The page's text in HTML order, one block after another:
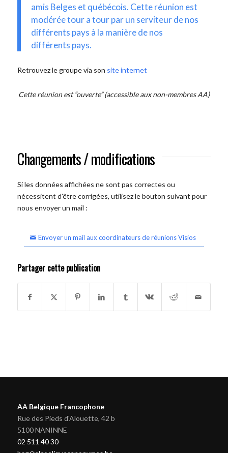
amis Belges et québécois. Cette réunion est
modérée tour a tour par un serviteur de nos
différents pays à la manière de nos
différents pays.
Retrouvez le groupe via son site internet
Cette réunion est “ouverte” (accessible aux non-membres AA)
Changements / modifications
Si les données affichées ne sont pas correctes ou
nécessitent d'être corrigées, utilisez le bouton suivant pour
nous envoyer un mail :
Envoyer un mail aux coordinateurs de réunions Visios
Partager cette publication
AA Belgique Francophone
Rue des Pieds d'Alouette, 42 b
5100 NANINNE
02 511 40 30